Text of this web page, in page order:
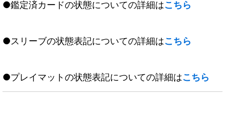
●鑑定済カードの状態についての詳細はこちら
●スリーブの状態表記についての詳細はこちら
●プレイマットの状態表記についての詳細はこちら